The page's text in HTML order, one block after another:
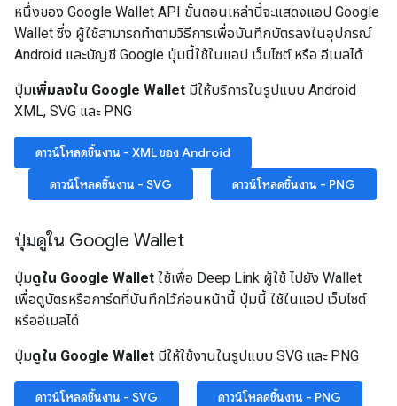
หนึ่งของ Google Wallet API ขั้นตอนเหล่านี้จะแสดงแอป Google
Wallet ซึ่ง ผู้ใช้สามารถทำตามวิธีการเพื่อบันทึกบัตรลงในอุปกรณ์
Android และบัญชี Google ปุ่มนี้ใช้ในแอป เว็บไซต์ หรือ อีเมลได้
ปุ่มเพิ่มลงใน Google Wallet มีให้บริการในรูปแบบ Android
XML, SVG และ PNG
ดาวน์โหลดชิ้นงาน - XML ของ Android
ดาวน์โหลดชิ้นงาน - SVG
ดาวน์โหลดชิ้นงาน - PNG
ปุ่มดูใน Google Wallet
ปุ่มดูใน Google Wallet ใช้เพื่อ Deep Link ผู้ใช้ ไปยัง Wallet
เพื่อดูบัตรหรือการ์ดที่บันทึกไว้ก่อนหน้านี้ ปุ่มนี้ ใช้ในแอป เว็บไซต์
หรืออีเมลได้
ปุ่มดูใน Google Wallet มีให้ใช้งานในรูปแบบ SVG และ PNG
ดาวน์โหลดชิ้นงาน - SVG ดาวน์โหลดชิ้นงาน - PNG